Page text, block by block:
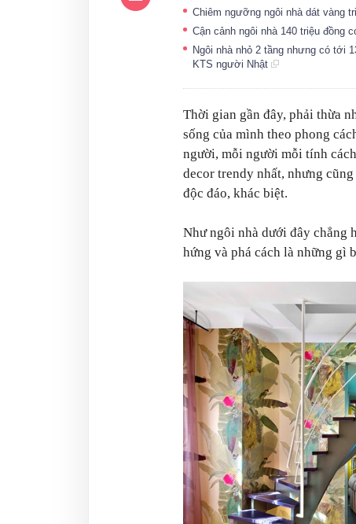
Chiêm ngưỡng ngôi nhà dát vàng
Cận cảnh ngôi nhà 140 triệu đồng
Ngôi nhà nhỏ 2 tầng nhưng có tới
KTS người Nhật
Thời gian gần đây, phải thừa
sống của mình theo phong
người, mỗi người mỗi tính
decor trendy nhất, nhưng
độc đáo, khác biệt.
Như ngôi nhà dưới đây chẳng
hứng và phá cách là những gì